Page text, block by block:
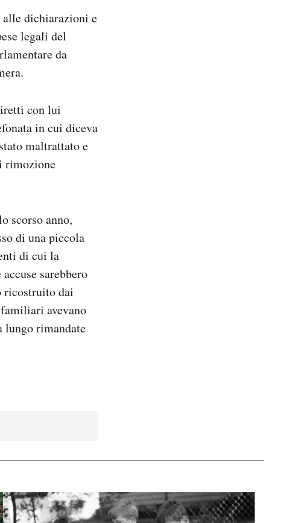
dichiarazioni e
legali del
da
con lui
in cui diceva
maltrattato e
rimozione
scorso anno,
di una piccola
di cui la
sarebbero
ricostruito dai
avevano
lungo rimandate